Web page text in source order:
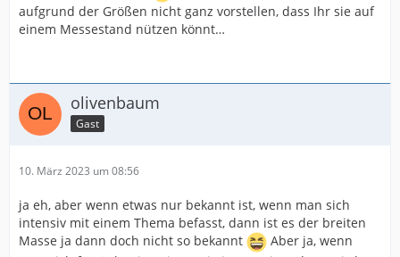
aufgrund der Größen nicht ganz vorstellen, dass Ihr sie auf
einem Messestand nützen könnt…
olivenbaum
Gast
10. März 2023 um 08:56
ja eh, aber wenn etwas nur bekannt ist, wenn man sich
intensiv mit einem Thema befasst, dann ist es der breiten
Masse ja dann doch nicht so bekannt
Aber ja, wenn